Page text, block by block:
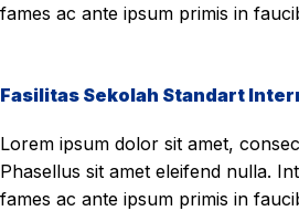
fames ac ante ipsum primis in
Fasilitas Sekolah Standart
Lorem ipsum dolor sit amet,
Phasellus sit amet eleifend nulla.
fames ac ante ipsum primis in